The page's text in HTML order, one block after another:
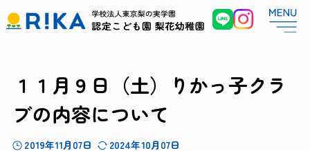
１１月９日（土）りかっ子クラ
ブの内容について
2019年11月07日 2024年10月07日